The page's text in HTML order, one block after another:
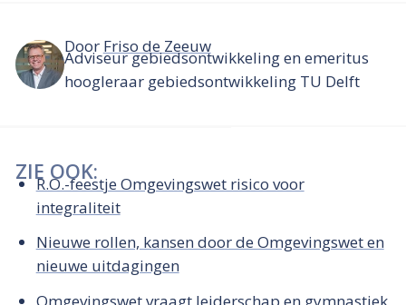
Door Friso de Zeeuw
Adviseur gebiedsontwikkeling en emeritus
hoogleraar gebiedsontwikkeling TU Delft
ZIE OOK:
R.O.-feestje Omgevingswet risico voor
integraliteit
Nieuwe rollen, kansen door de Omgevingswet en
nieuwe uitdagingen